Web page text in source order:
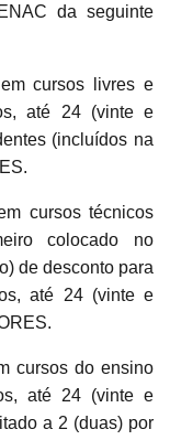
da seguinte
cursos livres e
até 24 (vinte e
(incluídos na
cursos técnicos
colocado no
de desconto para
até 24 (vinte e
cursos do ensino
até 24 (vinte e
a 2 (duas) por